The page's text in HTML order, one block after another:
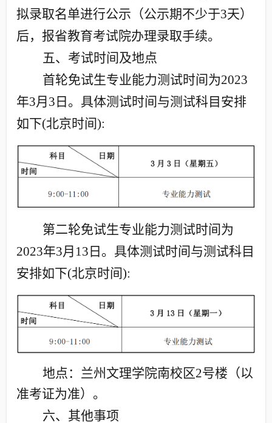
拟录取名单进行公示（公示期不少于3天）
后，报省教育考试院办理录取手续。
五、考试时间及地点
首轮免试生专业能力测试时间为2023
年3月 3 日。具体测试时间与测试科目安排
如下(北京时间):
第二轮免试生专业能力测试时间为
2023年3月 13 日。具体测试时间与测试科目
安排如下(北京时间):
地点： 兰州文理学院南校区2号楼（以
准考证为准）。
六、其他事项